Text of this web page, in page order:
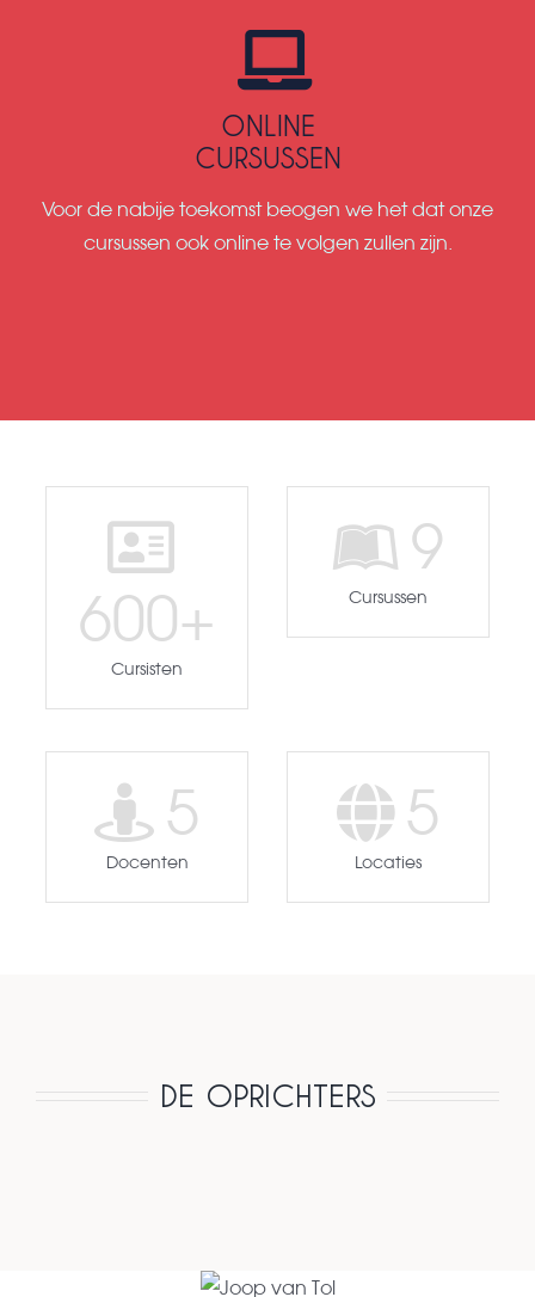
ONLINE
CURSUSSEN
Voor de nabije toekomst beogen we het dat onze
cursussen ook online te volgen zullen zijn.
600+
Cursisten
9
Cursussen
5
Docenten
5
Locaties
DE OPRICHTERS